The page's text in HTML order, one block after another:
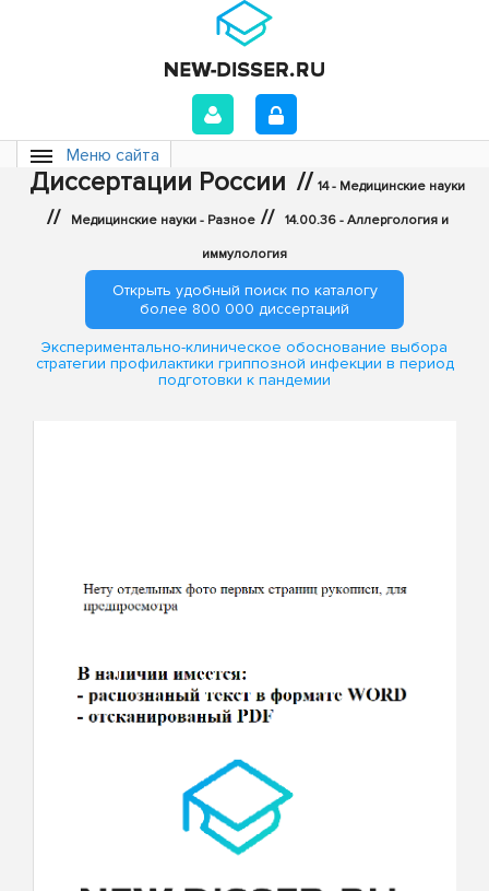
Меню сайта
Диссертации России // 14 - Медицинские науки
// Медицинские науки - Разное // 14.00.36 - Аллергология и
иммулология
Открыть удобный поиск по каталогу
более 800 000 диссертаций
Экспериментально-клиническое обоснование выбора
стратегии профилактики гриппозной инфекции в период
подготовки к пандемии